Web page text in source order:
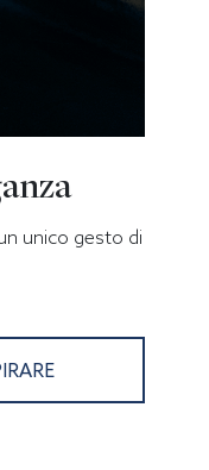
unico gesto di